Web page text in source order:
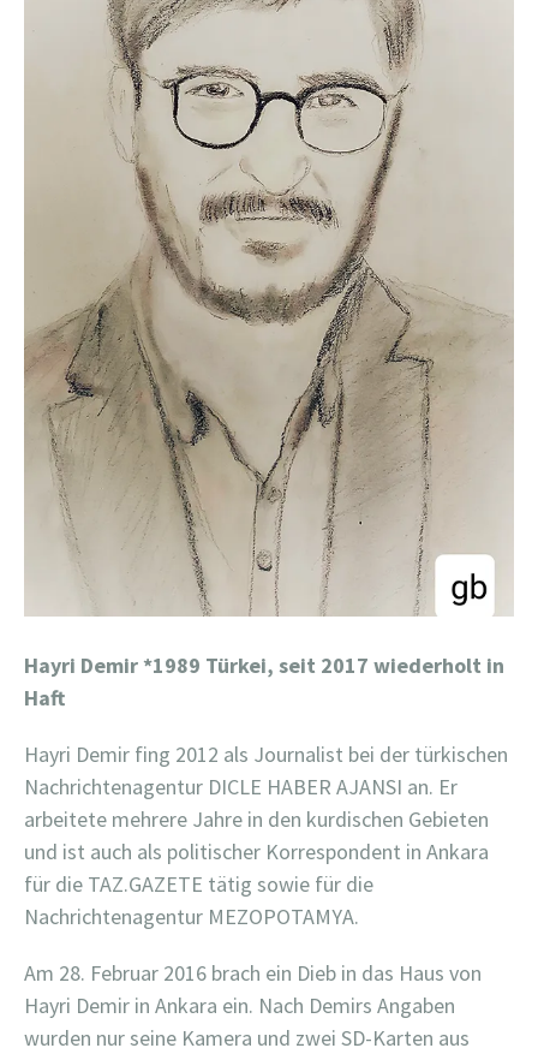
Hayri Demir *1989 Türkei, seit 2017 wiederholt in
Haft
Hayri Demir fing 2012 als Journalist bei der türkischen
Nachrichtenagentur DICLE HABER AJANSI an. Er
arbeitete mehrere Jahre in den kurdischen Gebieten
und ist auch als politischer Korrespondent in Ankara
für die TAZ.GAZETE tätig sowie für die
Nachrichtenagentur MEZOPOTAMYA.
Am 28. Februar 2016 brach ein Dieb in das Haus von
Hayri Demir in Ankara ein. Nach Demirs Angaben
wurden nur seine Kamera und zwei SD-Karten aus